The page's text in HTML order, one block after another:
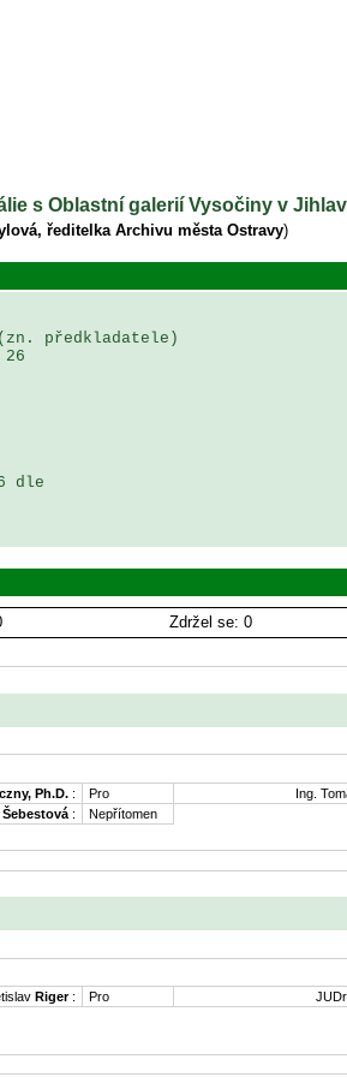
s Oblastní galerií Vysočiny v
ředitelka Archivu města Ostravy)
dle
Zdržel se: 0
Ph.D. : Pro Ing.
Šebestová : Nepřítomen
Riger: Pro